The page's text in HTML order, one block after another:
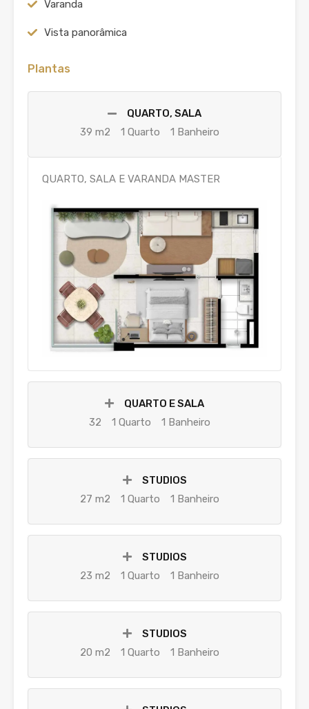
Varanda
Vista panorâmica
Plantas
QUARTO, SALA
39 m2
1 Quarto 1 Banheiro
QUARTO, SALA E VARANDA MASTER
QUARTO E SALA
32
1 Quarto 1 Banheiro
STUDIOS
27 m2
1 Quarto 1 Banheiro
STUDIOS
23 m2
1 Quarto 1 Banheiro
STUDIOS
20 m2
1 Quarto 1 Banheiro